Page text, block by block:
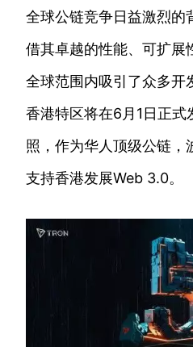
全球公链竞争日益激烈的
借其卓越的性能、可扩展
全球范围内吸引了众多开
香港特区将在6月1日正式
照，作为华人顶级公链，
支持香港发展Web 3.0。